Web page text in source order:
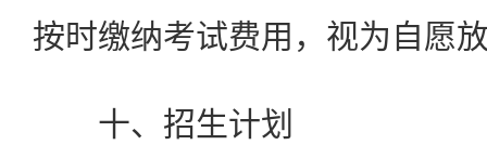
按时缴纳考试费用，视为自愿
十、招生计划